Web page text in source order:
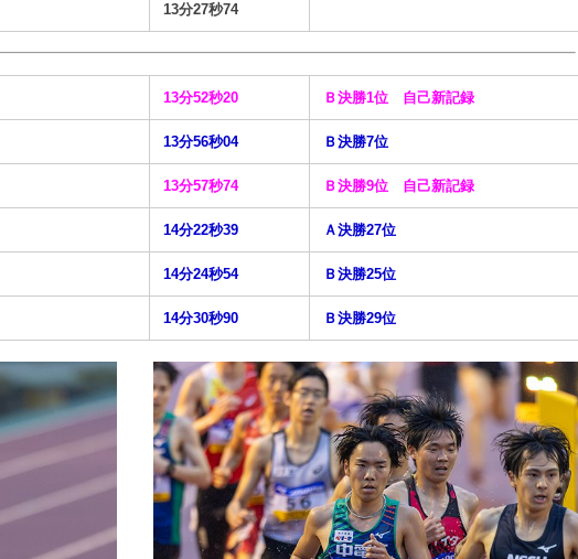
13分27秒74
13分52秒20 Ｂ決勝1位 自己新記録
13分56秒04 Ｂ決勝7位
13分57秒74 Ｂ決勝9位 自己新記録
14分22秒39 Ａ決勝27位
14分24秒54 Ｂ決勝25位
14分30秒90 Ｂ決勝29位